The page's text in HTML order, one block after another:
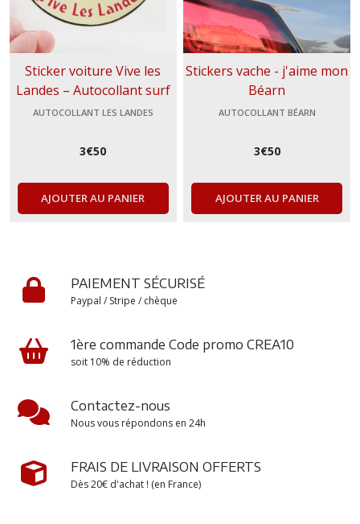
Sticker voiture Vive les
Landes – Autocollant surf
Sud Ouest vinyle extérieur
camping-car
AUTOCOLLANT LES LANDES
3€50
AJOUTER AU PANIER
Stickers vache - j'aime mon
Béarn
AUTOCOLLANT BÉARN
3€50
AJOUTER AU PANIER
PAIEMENT SÉCURISÉ
Paypal / Stripe / chèque
1ère commande Code promo CREA10
soit 10% de réduction
Contactez-nous
Nous vous répondons en 24h
FRAIS DE LIVRAISON OFFERTS
Dès 20€ d'achat ! (en France)